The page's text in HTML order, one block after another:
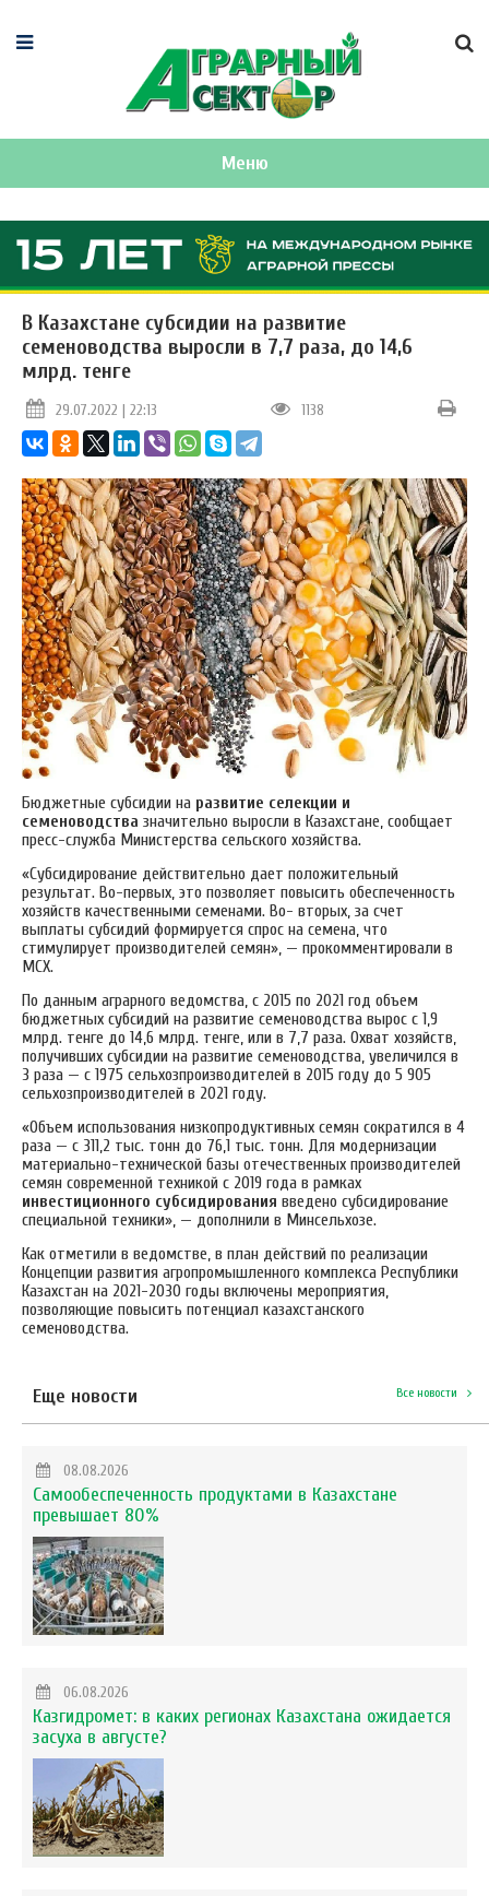
Меню
В Казахстане субсидии на развитие
семеноводства выросли в 7,7 раза, до 14,6
млрд. тенге
29.07.2022 | 22:13 1138
Бюджетные субсидии на развитие селекции и
семеноводства значительно выросли в Казахстане, сообщает
пресс-служба Министерства сельского хозяйства.
«Субсидирование действительно дает положительный
результат. Во-первых, это позволяет повысить обеспеченность
хозяйств качественными семенами. Во- вторых, за счет
выплаты субсидий формируется спрос на семена, что
стимулирует производителей семян», — прокомментировали в
МСХ.
По данным аграрного ведомства, с 2015 по 2021 год объем
бюджетных субсидий на развитие семеноводства вырос с 1,9
млрд. тенге до 14,6 млрд. тенге, или в 7,7 раза. Охват хозяйств,
получивших субсидии на развитие семеноводства, увеличился в
3 раза — с 1975 сельхозпроизводителей в 2015 году до 5 905
сельхозпроизводителей в 2021 году.
«Объем использования низкопродуктивных семян сократился в 4
раза — с 311,2 тыс. тонн до 76,1 тыс. тонн. Для модернизации
материально-технической базы отечественных производителей
семян современной техникой с 2019 года в рамках
инвестиционного субсидирования введено субсидирование
специальной техники», — дополнили в Минсельхозе.
Как отметили в ведомстве, в план действий по реализации
Концепции развития агропромышленного комплекса Республики
Казахстан на 2021-2030 годы включены мероприятия,
позволяющие повысить потенциал казахстанского
семеноводства.
Еще новости Все новости
08.08.2026
Самообеспеченность продуктами в Казахстане
превышает 80%
06.08.2026
Казгидромет: в каких регионах Казахстана ожидается
засуха в августе?